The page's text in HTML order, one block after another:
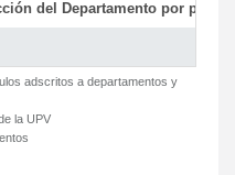
del Departamento por parte
adscritos a departamentos y
la UPV